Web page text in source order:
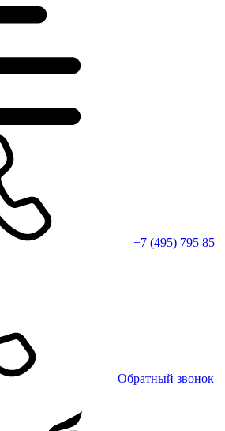
+7 (495) 795 85
Обратный звонок